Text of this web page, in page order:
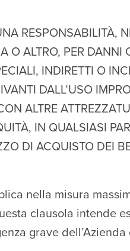
RESPONSABILITÀ,
O ALTRO, PER
INDIRETTI O
DALL’USO
ALTRE
IN QUALSIASI
DI ACQUISTO
nella misura
clausola intende
grave